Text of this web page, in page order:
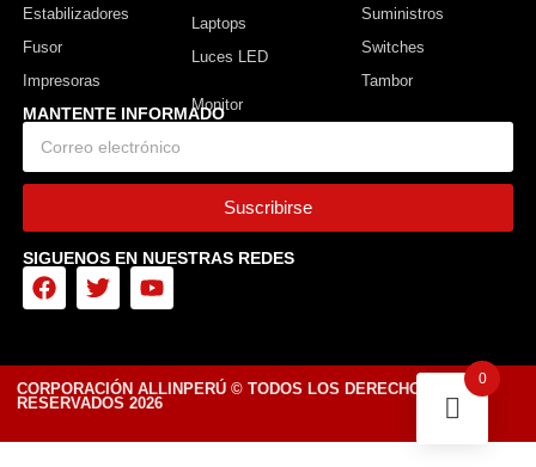
Estabilizadores
Fusor
Impresoras
Laptops
Luces LED
Suministros
Switches
Tambor
MANTENTE INFORMADO
Suscribirse
SIGUENOS EN NUESTRAS REDES
CORPORACIÓN ALLINPERÚ © TODOS LOS DERECHOS
RESERVADOS 2026
0